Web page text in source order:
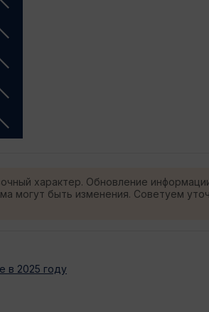
характер. Обновление
могут быть изменения. Советуем
в 2025 году